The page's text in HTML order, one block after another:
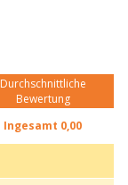
Durchschnittliche
Bewertung
Ingesamt 0,00